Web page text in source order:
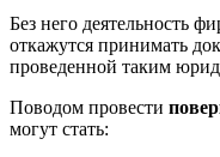
Без него деятельность
откажутся принимать
проведенной таким
Поводом провести
могут стать: